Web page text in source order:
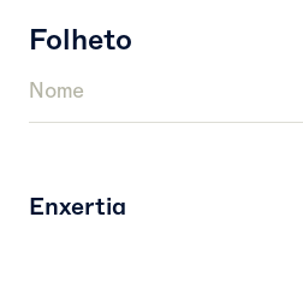
Folheto
Nome
Enxertia